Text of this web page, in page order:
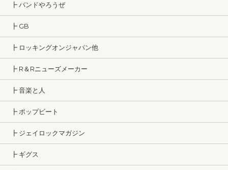
┣ バンドやろうぜ
┣ GB
┣ ロッキングオンジャパン他
┣ R＆Rニューズメーカー
┣ 音楽と人
┣ ポップビート
┣ ジェイロックマガジン
┣ ギグス